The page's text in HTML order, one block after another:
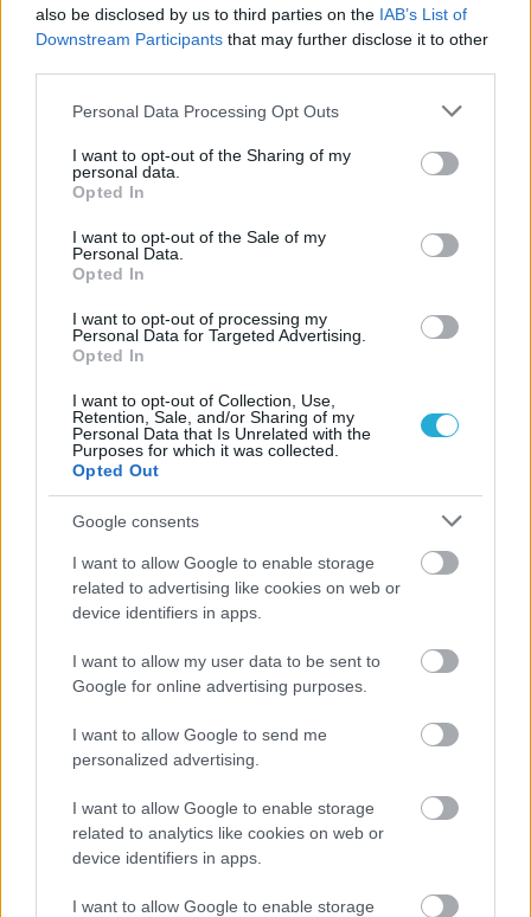
also be disclosed by us to third parties on the IAB’s List of
Downstream Participants that may further disclose it to other
Please note that this website/app uses one or more Google
not limited to your visit or usage behaviour. You may click to
grant or deny consent to Google and its third-party tags to
use your data for below specified purposes in below Google
consent section.
Personal Data Processing Opt Outs
I want to opt-out of the Sharing of my
personal data.
Opted In
I want to opt-out of the Sale of my
Personal Data.
Opted In
I want to opt-out of processing my
Personal Data for Targeted Advertising.
Opted In
I want to opt-out of Collection, Use,
Retention, Sale, and/or Sharing of my
Personal Data that Is Unrelated with the
Purposes for which it was collected.
Opted Out
Google consents
I want to allow Google to enable storage
related to advertising like cookies on web or
device identifiers in apps.
I want to allow my user data to be sent to
Google for online advertising purposes.
I want to allow Google to send me
personalized advertising.
I want to allow Google to enable storage
related to analytics like cookies on web or
device identifiers in apps.
I want to allow Google to enable storage
ΗΛΙΑΣ ΠΑΠΑΪΩΑΝΝΟΥ
08/03/2026
οι σημαντικότερες νίκες του